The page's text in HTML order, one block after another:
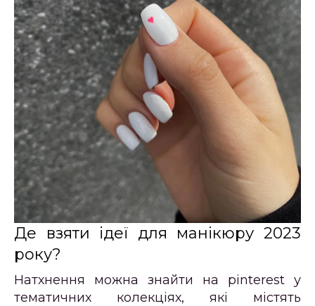
Де взяти ідеї для манікюру 2023
року?
Натхнення можна знайти на pinterest у
тематичних колекціях, які містять